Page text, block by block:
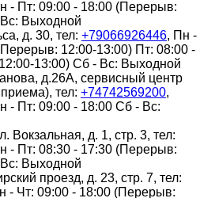
- Пт: 09:00 - 18:00 (Перерыв:
Выходной
д. 30, тел: +79066926446, Пн -
12:00-13:00) Пт: 08:00 -
13:00) Сб - Вс: Выходной
д.26А, сервисный центр
тел: +74742569200,
- Пт: 09:00 - 18:00 Сб - Вс:
Вокзальная, д. 1, стр. 3, тел:
- Пт: 08:30 - 17:30 (Перерыв:
Выходной
проезд, д. 23, стр. 7, тел:
- Чт: 09:00 - 18:00 (Перерыв: